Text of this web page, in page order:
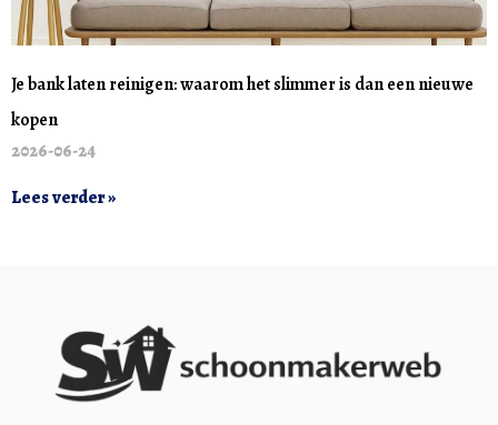
Je bank laten reinigen: waarom het slimmer is dan een nieuwe
kopen
2026-06-24
Lees verder »